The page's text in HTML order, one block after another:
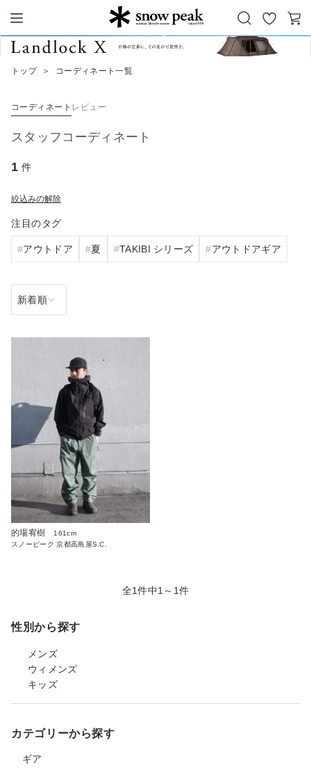
Snow Peak
お
気
カ
トップ ＞ コーディネート一覧
コーディネート レビュー
スタッフコーディネート
1 件
絞込みの解除
注目のタグ
アウトドア 夏 TAKIBI シリーズ アウトドアギア
的場宥樹
161cm
スノーピーク 京都高島屋S.C.
全1件中1～1件
性別から探す
メンズ
ウィメンズ
キッズ
カテゴリーから探す
ギア